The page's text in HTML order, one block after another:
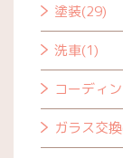
塗装(29)
洗車(1)
コーディ
ガラス交